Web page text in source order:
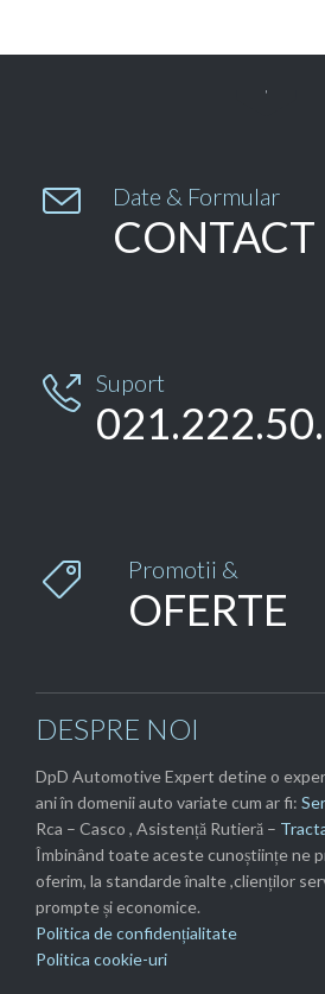
 Date & Formular
CONTACT
 Suport
 Promotii &
OFERTE
DESPRE NOI
DpD Automotive Expert detine o
ani în domenii auto variate cum ar fi:
Rca – Casco , Asistență Rutieră –
Îmbinând toate aceste cunoștiințe ne
oferim, la standarde înalte ,clienților
prompte și economice.
Politica de confidențialitate
Politica cookie-uri